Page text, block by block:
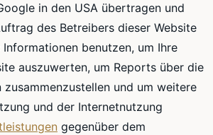
in den USA übertragen und
des Betreibers dieser Website
benutzen, um Ihre
auszuwerten, um Reports über die
und um weitere
und der Internetnutzung
gegenüber dem